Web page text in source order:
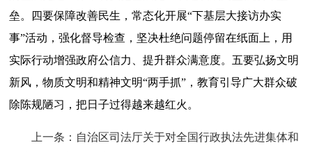
垒。四要保障改善民生，常态化开展“下基层大接访办实
事”活动，强化督导检查，坚决杜绝问题停留在纸面上，用
实际行动增强政府公信力、提升群众满意度。五要弘扬文明
新风，物质文明和精神文明“两手抓”，教育引导广大群众破
除陈规陋习，把日子过得越来越红火。
上一条： 自治区司法厅关于对全国行政执法先进集体和